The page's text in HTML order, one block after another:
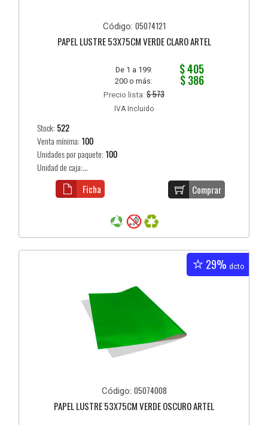
Código: 05074121
PAPEL LUSTRE 53X75CM VERDE CLARO ARTEL
De 1 a 199: $ 405
200 o más: $ 386
Precio lista: $ 573
IVA Incluido
Stock: 522
Venta mínima: 100
Unidades por paquete: 100
Unidad de caja:...
Comprar
Ficha
29% dcto
Código: 05074008
PAPEL LUSTRE 53X75CM VERDE OSCURO ARTEL